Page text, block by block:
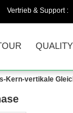
Vertrieb & Support :
Kern-vertikale